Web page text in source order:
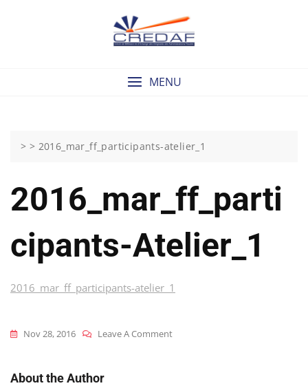
MENU
> > 2016_mar_ff_participants-atelier_1
2016_mar_ff_parti
Cipants-Atelier_1
2016_mar_ff_participants-atelier_1
Nov 28, 2016 Leave A CommentOn
About the Author